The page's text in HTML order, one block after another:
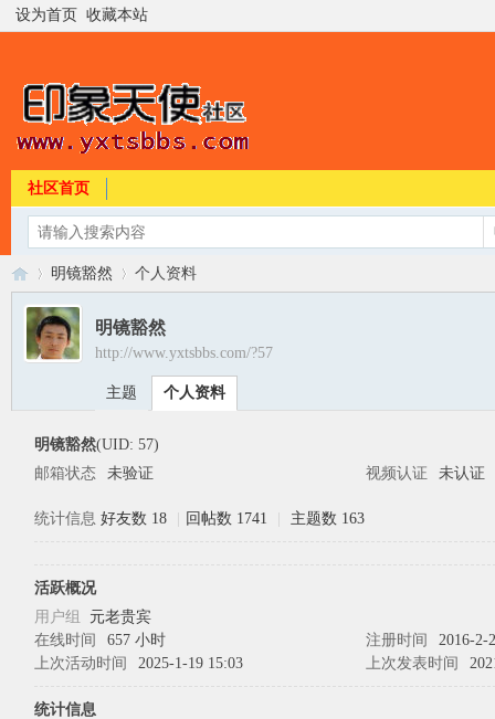
设为首页 收藏本站
社区首页
›
明镜豁然 个人资料
明镜豁然
http://www.yxtsbbs.com/?57
主题 个人资料
明镜豁然(UID: 57)
邮箱状态
未验证 视频认证 未认证
统计信息 好友数 18 回帖数 1741 主题数 163
活跃概况
用户组 元老贵宾
在线时间
657 小时 注册时间
2016-2-
上次活动时间
2025-1-19 15:03 上次发表时间
统计信息